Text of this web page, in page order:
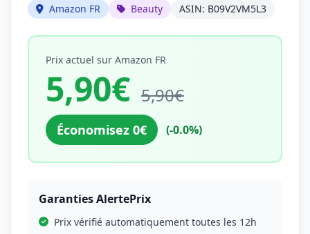
Amazon FR Beauty ASIN: B09V2VM5L3
Prix actuel sur Amazon FR
5,90€ 5,90€
Économisez 0€ (-0.0%)
Garanties AlertePrix
Prix vérifié automatiquement toutes les 12h